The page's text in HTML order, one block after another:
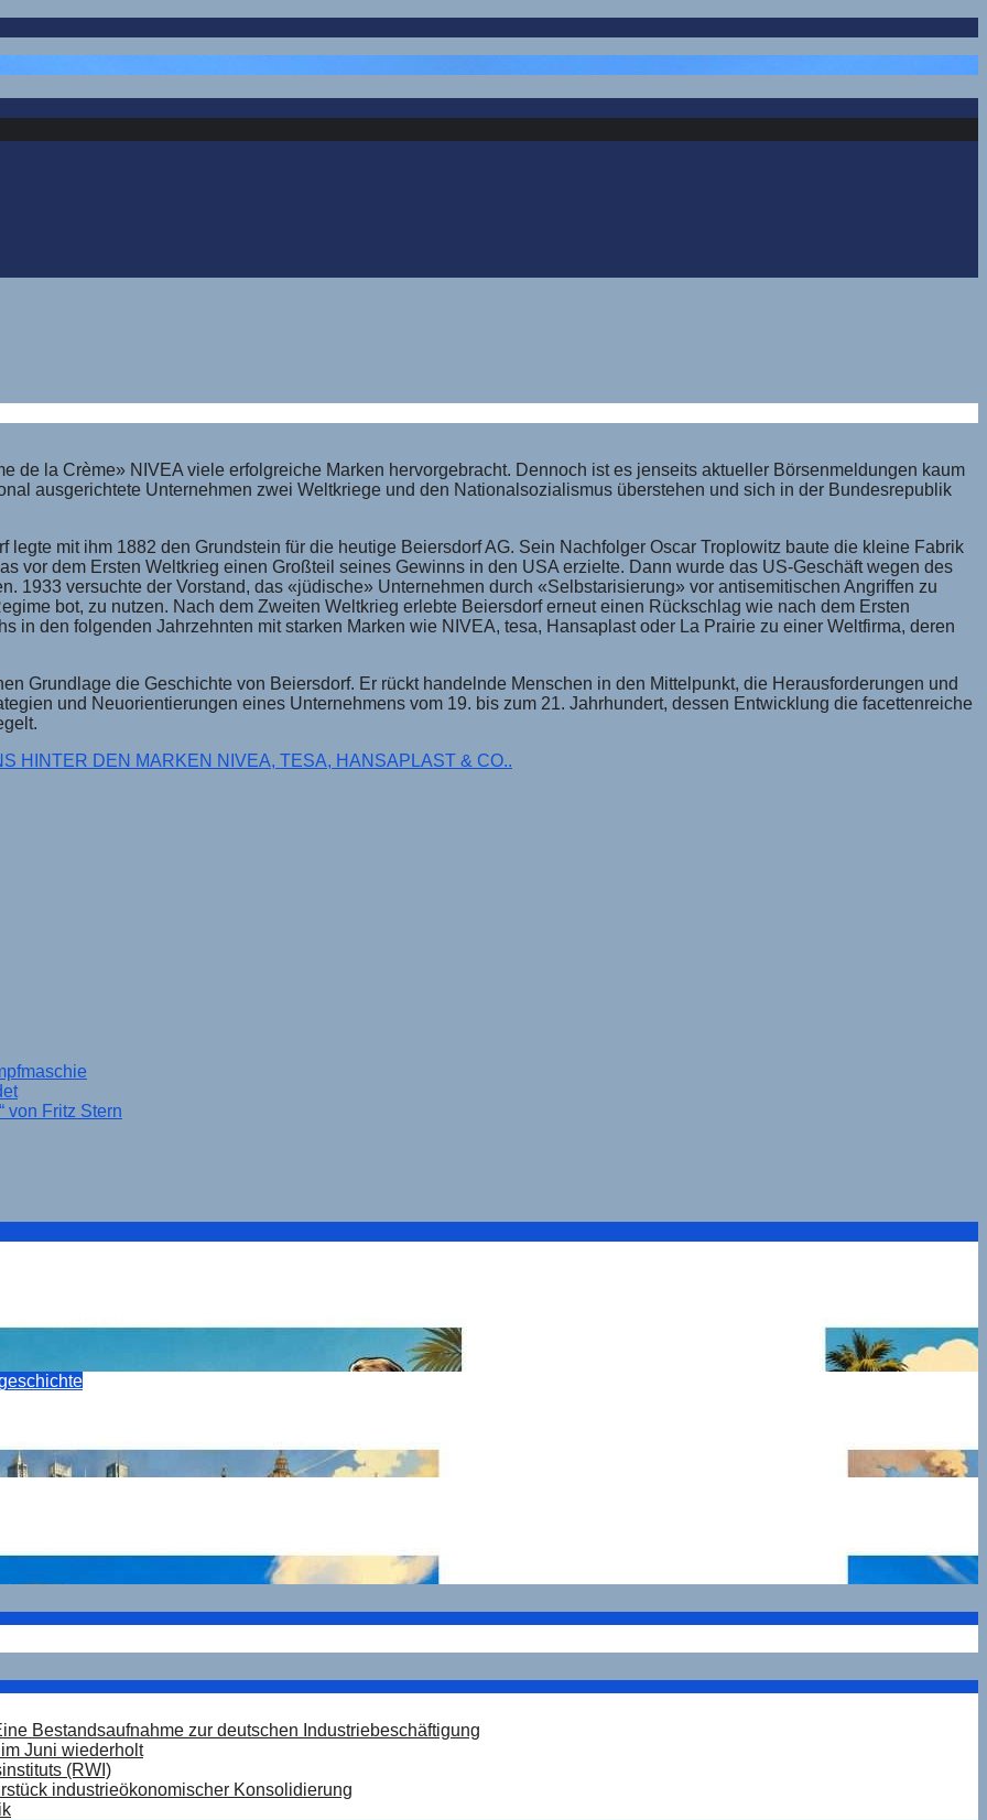
de la Crème» NIVEA viele erfolgreiche Marken hervorgebracht. Dennoch ist es jenseits aktueller Börsenmeldungen kaum
ausgerichtete Unternehmen zwei Weltkriege und den Nationalsozialismus überstehen und sich in der Bundesrepublik
mit ihm 1882 den Grundstein für die heutige Beiersdorf AG. Sein Nachfolger Oscar Troplowitz baute die kleine Fabrik
vor dem Ersten Weltkrieg einen Großteil seines Gewinns in den USA erzielte. Dann wurde das US-Geschäft wegen des
1933 versuchte der Vorstand, das «jüdische» Unternehmen durch «Selbstarisierung» vor antisemitischen Angriffen zu
bot, zu nutzen. Nach dem Zweiten Weltkrieg erlebte Beiersdorf erneut einen Rückschlag wie nach dem Ersten
in den folgenden Jahrzehnten mit starken Marken wie NIVEA, tesa, Hansaplast oder La Prairie zu einer Weltfirma, deren
Grundlage die Geschichte von Beiersdorf. Er rückt handelnde Menschen in den Mittelpunkt, die Herausforderungen und
und Neuorientierungen eines Unternehmens vom 19. bis zum 21. Jahrhundert, dessen Entwicklung die facettenreiche
HINTER DEN MARKEN NIVEA, TESA, HANSAPLAST & CO..
von Fritz Stern
Bestandsaufnahme zur deutschen Industriebeschäftigung
Juni wiederholt
(RWI)
industrieökonomischer Konsolidierung